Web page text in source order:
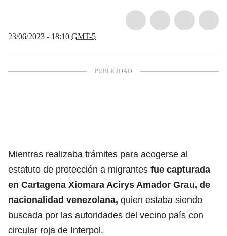
23/06/2023 - 18:10 GMT-5
Mientras realizaba trámites para acogerse al
estatuto de protección a migrantes fue capturada
en Cartagena Xiomara Acirys Amador Grau, de
nacionalidad venezolana, quien estaba siendo
buscada por las autoridades del vecino país con
circular roja de Interpol.